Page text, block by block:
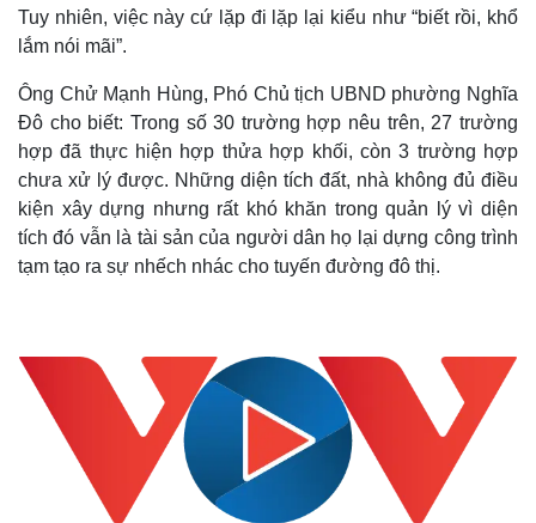
Tuy nhiên, việc này cứ lặp đi lặp lại kiểu như “biết rồi, khổ
lắm nói mãi”.
Ông Chử Mạnh Hùng, Phó Chủ tịch UBND phường Nghĩa
Đô cho biết: Trong số 30 trường hợp nêu trên, 27 trường
hợp đã thực hiện hợp thửa hợp khối, còn 3 trường hợp
chưa xử lý được. Những diện tích đất, nhà không đủ điều
kiện xây dựng nhưng rất khó khăn trong quản lý vì diện
tích đó vẫn là tài sản của người dân họ lại dựng công trình
tạm tạo ra sự nhếch nhác cho tuyến đường đô thị.